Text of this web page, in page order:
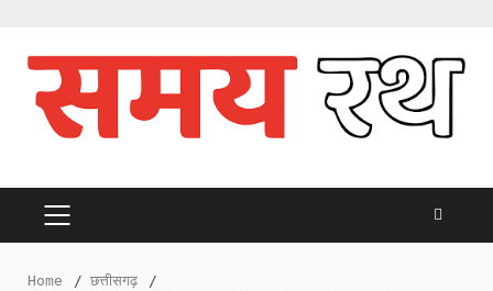
content
PRIMARY
Home
छत्तीसगढ़